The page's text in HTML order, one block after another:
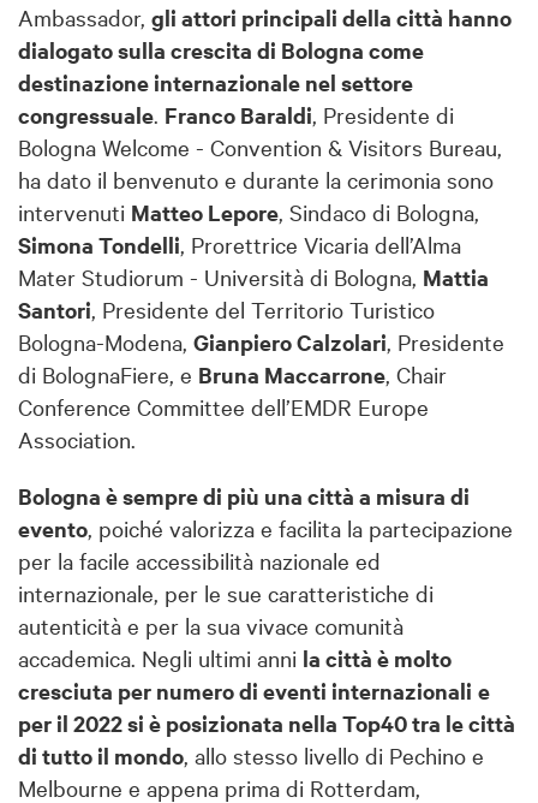
Ambassador, gli attori principali della città hanno
dialogato sulla crescita di Bologna come
destinazione internazionale nel settore
congressuale. Franco Baraldi, Presidente di
Bologna Welcome - Convention & Visitors Bureau,
ha dato il benvenuto e durante la cerimonia sono
intervenuti Matteo Lepore, Sindaco di Bologna,
Simona Tondelli, Prorettrice Vicaria dell’Alma
Mater Studiorum - Università di Bologna, Mattia
Santori, Presidente del Territorio Turistico
Bologna-Modena, Gianpiero Calzolari, Presidente
di BolognaFiere, e Bruna Maccarrone, Chair
Conference Committee dell’EMDR Europe
Association.
Bologna è sempre di più una città a misura di
evento, poiché valorizza e facilita la partecipazione
per la facile accessibilità nazionale ed
internazionale, per le sue caratteristiche di
autenticità e per la sua vivace comunità
accademica. Negli ultimi anni la città è molto
cresciuta per numero di eventi internazionali e
per il 2022 si è posizionata nella Top40 tra le città
di tutto il mondo, allo stesso livello di Pechino e
Melbourne e appena prima di Rotterdam,